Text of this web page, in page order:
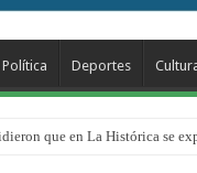
Política Deportes
que en La Histórica se
mejoraron el servicio,